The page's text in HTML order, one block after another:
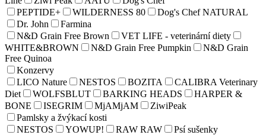
PEPTIDE+
WILDERNESS 80
Dog's Chef NATURAL
Dr. John
Farmina
N&D Grain Free Brown
VET LIFE - veterinární diety
WHITE&BROWN
N&D Grain Free Pumpkin
N&D Grain
Free Quinoa
Konzervy
LICO Nature
NESTOS BOZITA
CALIBRA Veterinary
Diet
WOLFSBLUT BARKING HEADS
HARPER &
BONE
ISEGRIM MjAMjAM
ZiwiPeak
Pamlsky a žvýkací kosti
NESTOS
YOWUP! RAW RAW
Psí sušenky